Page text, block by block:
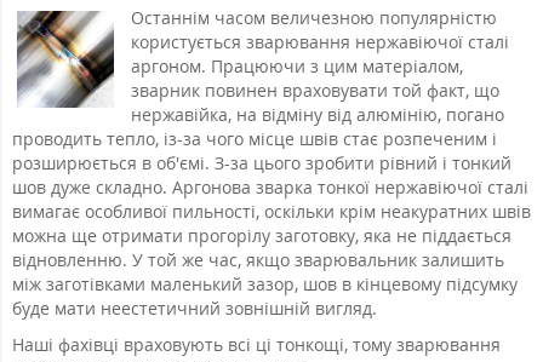
Останнім часом величезною популярністю
користується зварювання нержавіючої сталі
аргоном. Працюючи з цим матеріалом,
зварник повинен враховувати той факт, що
нержавійка, на відміну від алюмінію, погано
проводить тепло, із-за чого місце швів стає розпеченим і
розширюється в об'ємі. З-за цього зробити рівний і тонкий
шов дуже складно. Аргонова зварка тонкої нержавіючої сталі
вимагає особливої пильності, оскільки крім неакуратних швів
можна ще отримати прогорілу заготовку, яка не піддається
відновленню. У той же час, якщо зварювальник залишить
між заготівками маленький зазор, шов в кінцевому підсумку
буде мати неестетичний зовнішній вигляд.
Наші фахівці враховують всі ці тонкощі, тому зварювання